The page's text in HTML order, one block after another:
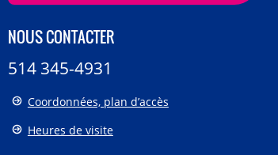
NOUS CONTACTER
514 345-4931
Coordonnées, plan d’accès
Heures de visite